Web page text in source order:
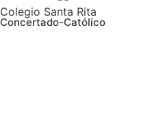
Colegio Santa Rita
Concertado-Católico